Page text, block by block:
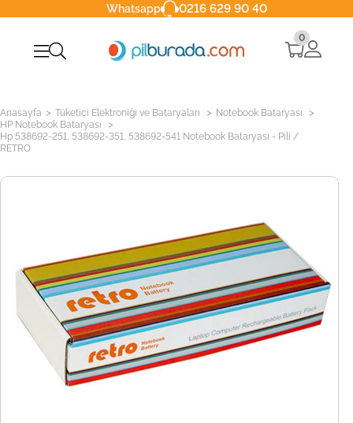
Whatsapp 0216 629 90 40
0
Anasayfa > Tüketici Elektroniği ve Bataryaları > Notebook Bataryası >
HP Notebook Bataryası >
Hp 538692-251, 538692-351, 538692-541 Notebook Bataryası - Pili /
RETRO